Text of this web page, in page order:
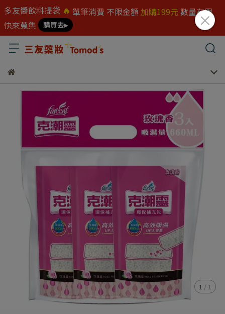
多友醬飲料提袋 🔥 單筆消費 不限金額 加購199元 數量有限
快來蒐集
購買去▸
1 / 1